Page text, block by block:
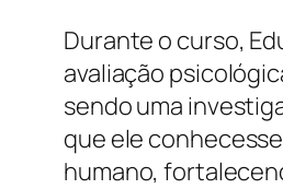
Durante o curso,
avaliação
sendo uma
que ele
humano,